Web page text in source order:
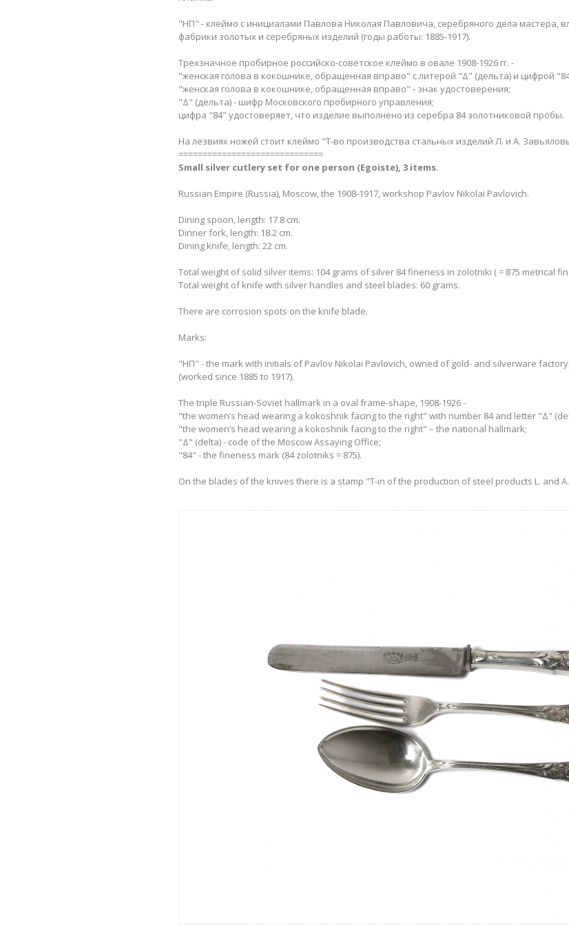
"НП" - клеймо с инициалами Павлова Николая Павловича, серебряного дела мастера,
фабрики золотых и серебряных изделий (годы работы: 1885-1917).
Трехзначное пробирное российско-советское клеймо в овале 1908-1926 гг. -
"женская голова в кокошнике, обращенная вправо" с литерой "Δ" (дельта) и цифрой
"женская голова в кокошнике, обращенная вправо" - знак удостоверения;
"Δ" (дельта) - шифр Московского пробирного управления;
цифра "84" удостоверяет, что изделие выполнено из серебра 84 золотниковой пробы.
На лезвиях ножей стоит клеймо "Т-во производства стальных изделий Л. и А.
==============================
Small silver cutlery set for one person (Egoiste), 3 items.
Russian Empire (Russia), Moscow, the 1908-1917, workshop Pavlov Nikolai Pavlovich.
Dining spoon, length: 17.8 cm.
Dinner fork, length: 18.2 cm.
Dining knife, length: 22 cm.
Total weight of solid silver items: 104 grams of silver 84 fineness in zolotniki ( = 875 metrical
Total weight of knife with silver handles and steel blades: 60 grams.
There are corrosion spots on the knife blade.
Marks:
"НП" - the mark with initials of Pavlov Nikolai Pavlovich, owned of gold- and silverware
(worked since 1885 to 1917).
The triple Russian-Soviet hallmark in a oval frame-shape, 1908-1926 -
"the women’s head wearing a kokoshnik facing to the right" with number 84 and letter "Δ"
"the women’s head wearing a kokoshnik facing to the right" – the national hallmark;
"Δ" (delta) - code of the Moscow Assaying Office;
"84" - the fineness mark (84 zolotniks = 875).
On the blades of the knives there is a stamp "T-in of the production of steel products L. and